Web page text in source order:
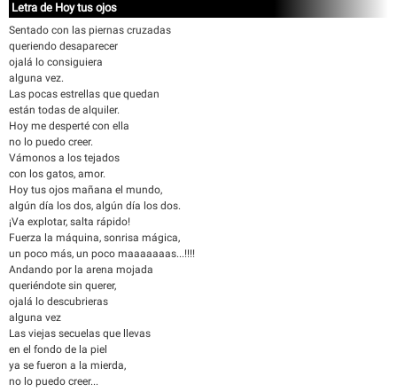
Letra de Hoy tus ojos
Sentado con las piernas cruzadas
queriendo desaparecer
ojalá lo consiguiera
alguna vez.
Las pocas estrellas que quedan
están todas de alquiler.
Hoy me desperté con ella
no lo puedo creer.
Vámonos a los tejados
con los gatos, amor.
Hoy tus ojos mañana el mundo,
algún día los dos, algún día los dos.
¡Va explotar, salta rápido!
Fuerza la máquina, sonrisa mágica,
un poco más, un poco maaaaaaas...!!!!
Andando por la arena mojada
queriéndote sin querer,
ojalá lo descubrieras
alguna vez
Las viejas secuelas que llevas
en el fondo de la piel
ya se fueron a la mierda,
no lo puedo creer...